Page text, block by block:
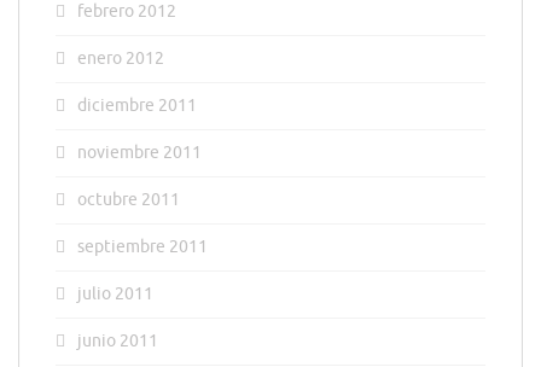
febrero 2012
enero 2012
diciembre 2011
noviembre 2011
octubre 2011
septiembre 2011
julio 2011
junio 2011